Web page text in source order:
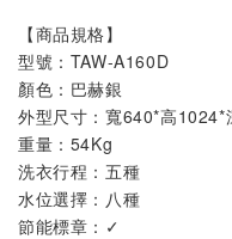
【商品規格】
型號：TAW-A160D
顏色：巴赫銀
外型尺寸：寬640*高1024*
重量 ：54Kg
洗衣行程 ：五種
水位選擇 ：八種
節能標章 ：✓